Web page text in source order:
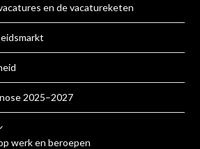
en de vacatureketen
2025–2027
werk en beroepen